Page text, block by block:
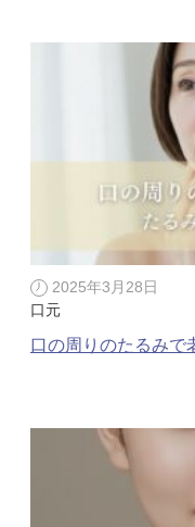
ヴァンパイアフェイ
イソトレチノイン（
真皮線維芽細胞移植術
ダイエット点滴（脂肪
わきが（腋臭）手術
陥没乳頭手術
クリトリス包茎術
2025年3月28日
口元
口の周りのたるみで